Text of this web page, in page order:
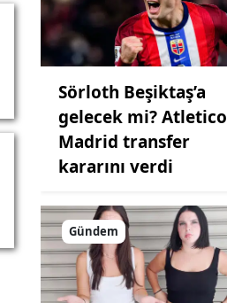
Sörloth Beşiktaş’a
gelecek mi? Atletico
Madrid transfer
kararını verdi
Gündem